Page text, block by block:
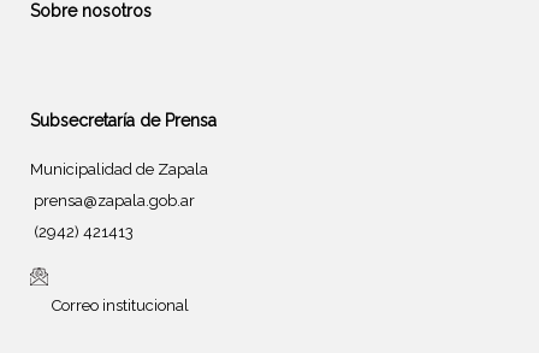
Sobre nosotros
Subsecretaría de Prensa
Municipalidad de Zapala
prensa@zapala.gob.ar
(2942) 421413
Correo institucional